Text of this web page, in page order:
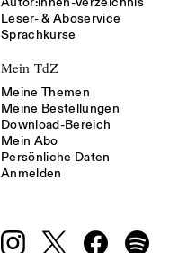
Leser- & Aboservice
Sprachkurse
Mein TdZ
Meine Themen
Meine Bestellungen
Download-Bereich
Mein Abo
Persönliche Daten
Anmelden